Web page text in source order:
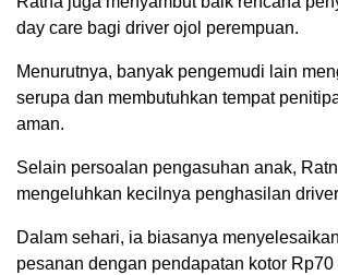
day care bagi driver ojol perempuan.
Menurutnya, banyak pengemudi lain
serupa dan membutuhkan tempat
aman.
Selain persoalan pengasuhan anak,
mengeluhkan kecilnya penghasilan
Dalam sehari, ia biasanya
pesanan dengan pendapatan kotor